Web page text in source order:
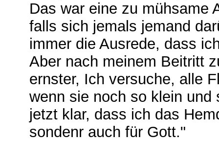
Das war eine zu mühsame
falls sich jemals jemand
immer die Ausrede, dass
Aber nach meinem Beitritt
ernster, Ich versuche, alle
wenn sie noch so klein
jetzt klar, dass ich das
sondenr auch für Gott."